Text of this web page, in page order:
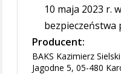
10 maja 2023 r.
bezpieczeństwa
Producent:
BAKS Kazimierz Sielski
Jagodne 5, 05-480